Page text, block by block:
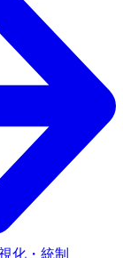
化・統制